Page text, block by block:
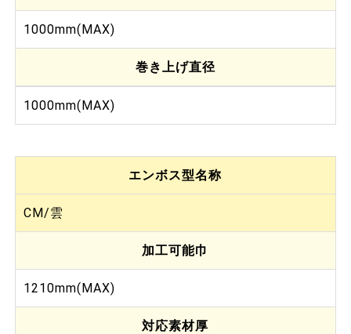
1000mm(MAX)
巻き上げ直径
1000mm(MAX)
エンボス型名称
CM/雲
加工可能巾
1210mm(MAX)
対応素材厚